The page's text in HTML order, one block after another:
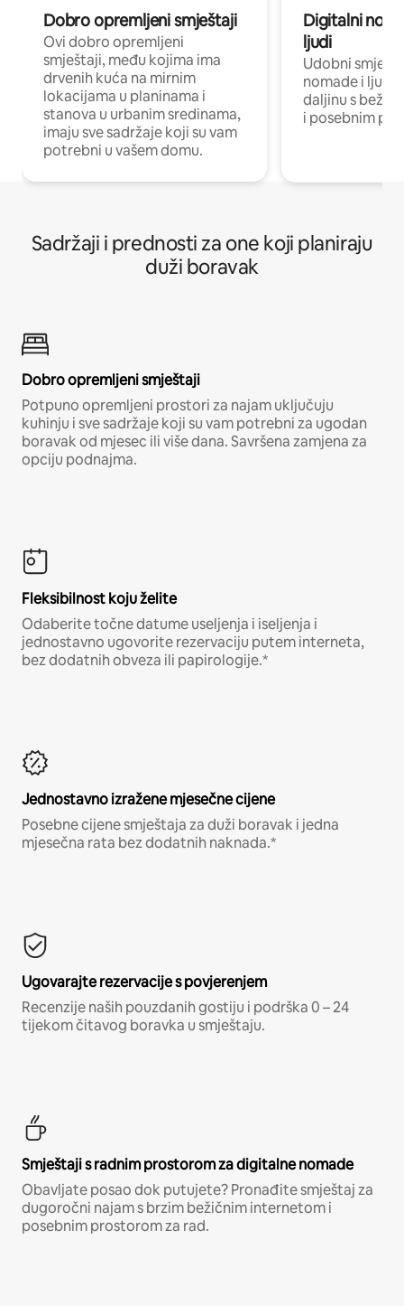
Dobro opremljeni smještaji
Ovi dobro opremljeni
smještaji, među kojima ima
drvenih kuća na mirnim
lokacijama u planinama i
stanova u urbanim sredinama,
imaju sve sadržaje koji su vam
potrebni u vašem domu.
Digitalni
ljudi
Udobni
nomade i ljude
daljinu s
i posebnim
Sadržaji i prednosti za one koji planiraju
duži boravak
Dobro opremljeni smještaji
Potpuno opremljeni prostori za najam uključuju
kuhinju i sve sadržaje koji su vam potrebni za ugodan
boravak od mjesec ili više dana. Savršena zamjena za
opciju podnajma.
Fleksibilnost koju želite
Odaberite točne datume useljenja i iseljenja i
jednostavno ugovorite rezervaciju putem interneta,
bez dodatnih obveza ili papirologije.*
Jednostavno izražene mjesečne cijene
Posebne cijene smještaja za duži boravak i jedna
mjesečna rata bez dodatnih naknada.*
Ugovarajte rezervacije s povjerenjem
Recenzije naših pouzdanih gostiju i podrška 0 – 24
tijekom čitavog boravka u smještaju.
Smještaji s radnim prostorom za digitalne nomade
Obavljate posao dok putujete? Pronađite smještaj za
dugoročni najam s brzim bežičnim internetom i
posebnim prostorom za rad.